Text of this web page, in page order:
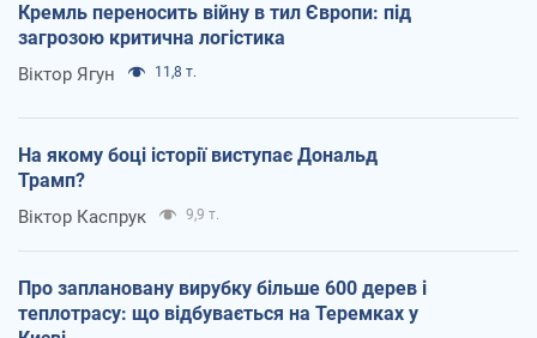
Кремль переносить війну в тил Європи: під
загрозою критична логістика
Віктор Ягун 11,8 т.
На якому боці історії виступає Дональд
Трамп?
Віктор Каспрук 9,9 т.
Про заплановану вирубку більше 600 дерев і
теплотрасу: що відбувається на Теремках у